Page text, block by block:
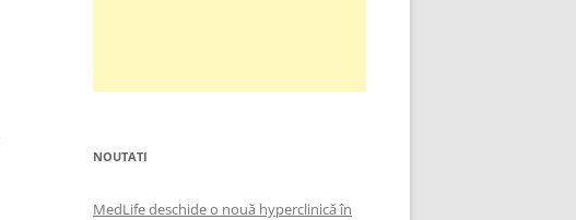
NOUTATI
MedLife deschide o nouă hyperclinică în